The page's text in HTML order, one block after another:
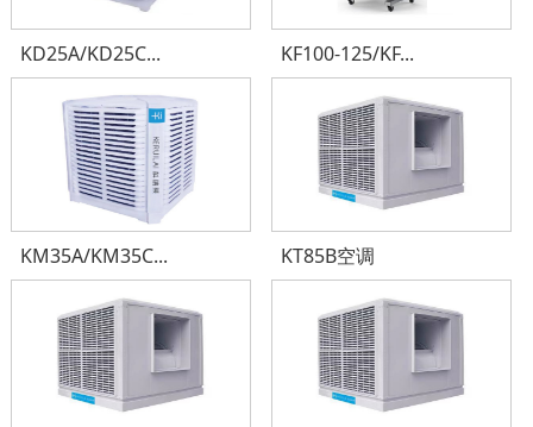
KD25A/KD25C... KF100-125/KF...
KM35A/KM35C... KT85B空调